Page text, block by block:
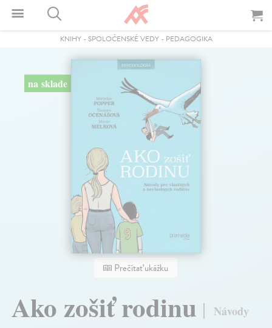
KNIHY- SPOLOČENSKÉ VEDY- PEDAGOGIKA
na sklade
Prečítať ukážku
Ako zošiť rodinu
Návody